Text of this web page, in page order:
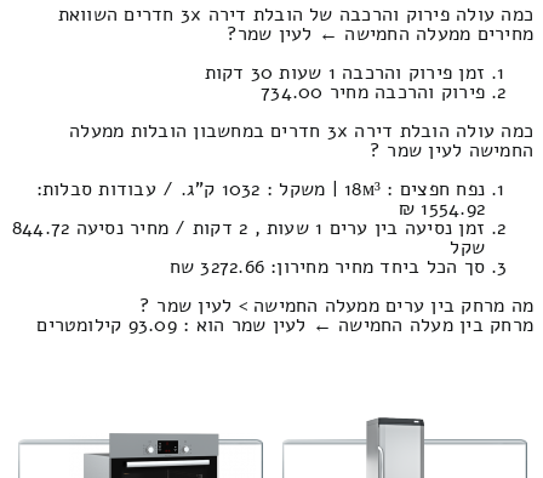
כמה עולה פירוק והרכבה של הובלת דירה 3x חדרים השוואת
מחירים ממעלה החמישה ← לעין שמר?
זמן פירוק והרכבה 1 שעות 30 דקות
פירוק והרכבה מחיר 734.00
כמה עולה הובלת דירה 3x חדרים במחשבון הובלות ממעלה
החמישה לעין שמר ?
נפח חפצים : 18м³ | משקל : 1032 ק”ג. / עבודות סבלות:
1554.92 ₪
זמן נסיעה בין ערים 1 שעות , 2 דקות / מחיר נסיעה 844.72
שקל
סך הכל ביחד מחיר מחירון: 3272.66 שח
מה מרחק בין ערים ממעלה החמישה > לעין שמר ?
מרחק בין מעלה החמישה ← לעין שמר הוא : 93.09 קילומטרים